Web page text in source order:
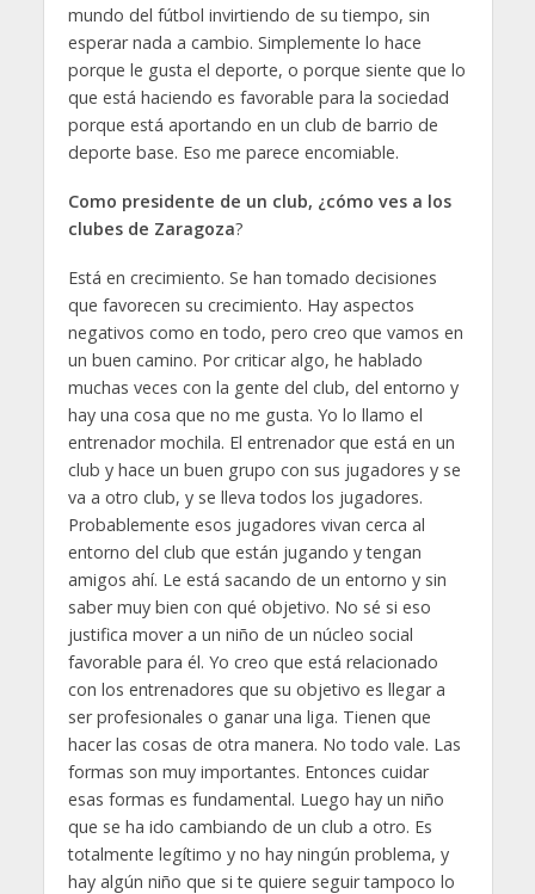
mundo del fútbol invirtiendo de su tiempo, sin
esperar nada a cambio. Simplemente lo hace
porque le gusta el deporte, o porque siente que lo
que está haciendo es favorable para la sociedad
porque está aportando en un club de barrio de
deporte base. Eso me parece encomiable.
Como presidente de un club, ¿cómo ves a los
clubes de Zaragoza?
Está en crecimiento. Se han tomado decisiones
que favorecen su crecimiento. Hay aspectos
negativos como en todo, pero creo que vamos en
un buen camino. Por criticar algo, he hablado
muchas veces con la gente del club, del entorno y
hay una cosa que no me gusta. Yo lo llamo el
entrenador mochila. El entrenador que está en un
club y hace un buen grupo con sus jugadores y se
va a otro club, y se lleva todos los jugadores.
Probablemente esos jugadores vivan cerca al
entorno del club que están jugando y tengan
amigos ahí. Le está sacando de un entorno y sin
saber muy bien con qué objetivo. No sé si eso
justifica mover a un niño de un núcleo social
favorable para él. Yo creo que está relacionado
con los entrenadores que su objetivo es llegar a
ser profesionales o ganar una liga. Tienen que
hacer las cosas de otra manera. No todo vale. Las
formas son muy importantes. Entonces cuidar
esas formas es fundamental. Luego hay un niño
que se ha ido cambiando de un club a otro. Es
totalmente legítimo y no hay ningún problema, y
hay algún niño que si te quiere seguir tampoco lo